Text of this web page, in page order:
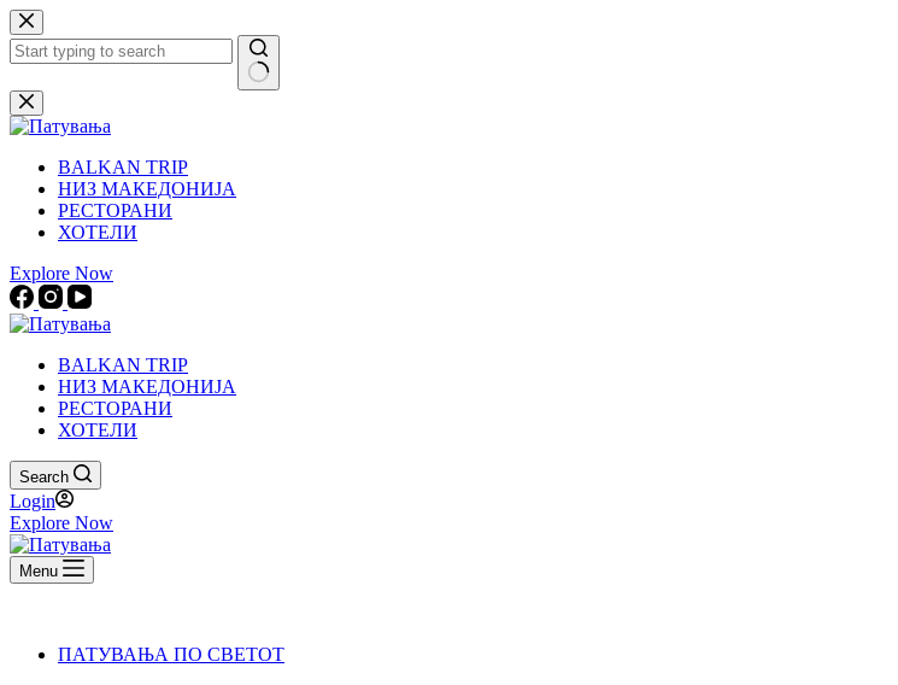
Skip
to
content
No
results
BALKAN TRIP
НИЗ МАКЕДОНИЈА
РЕСТОРАНИ
ХОТЕЛИ
Explore Now
BALKAN TRIP
НИЗ МАКЕДОНИЈА
РЕСТОРАНИ
ХОТЕЛИ
Search
Login
Explore Now
Menu
ПАТУВАЊА ПО СВЕТОТ